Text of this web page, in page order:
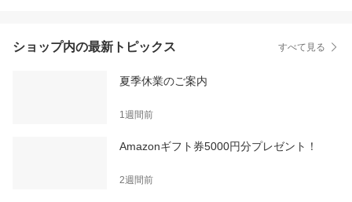
ショップ内の最新トピックス すべて見る
夏季休業のご案内
1週間前
Amazonギフト券5000円分プレゼント！
2週間前